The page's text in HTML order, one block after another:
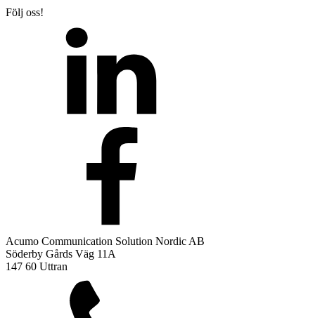
Följ oss!
Acumo Communication Solution Nordic AB
Söderby Gårds Väg 11A
147 60 Uttran